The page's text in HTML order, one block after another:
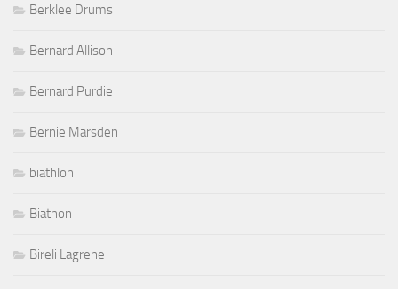
Berklee Drums
Bernard Allison
Bernard Purdie
Bernie Marsden
biathlon
Biathon
Bireli Lagrene